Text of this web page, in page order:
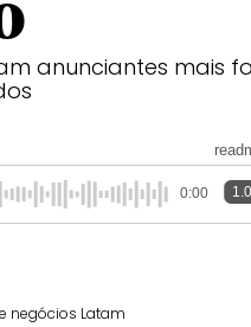
anunciantes mais
0:00
negócios Latam